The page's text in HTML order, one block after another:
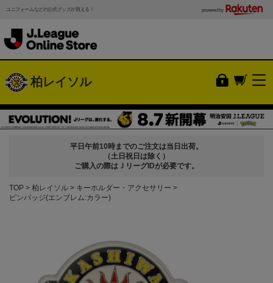
ユニフォームなどの公式グッズが買える！ powered by
柏レイソル
平日午前10時までのご注文は当日出荷。
（土日祝日は除く）
ご購入の際はＪリーグIDが必要です。
TOP 柏レイソル
キーホルダー・アクセサリー
ピンバッジ(エンブレム:カラー)